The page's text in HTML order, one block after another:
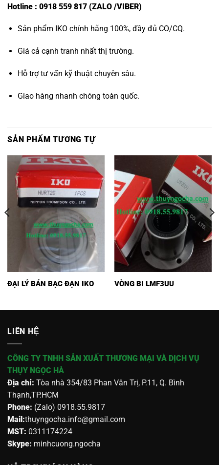
Hotline : 0918 559 817 (ZALO /VIBER)
Sản phẩm IKO chính hãng 100%, đầy đủ CO/CQ.
Giá cả cạnh tranh nhất thị trường.
Hỗ trợ tư vấn kỹ thuật chuyên sâu.
Giao hàng nhanh chóng toàn quốc.
SẢN PHẨM TƯƠNG TỰ
ĐẠI LÝ BÁN BẠC ĐẠN IKO VÒNG BI LMF3UU
LIÊN HỆ
CÔNG TY TNHH SẢN XUẤT THƯƠNG MẠI VÀ DỊCH VỤ
THỤY NGỌC HÀ
Địa chỉ: Tòa nhà 354/83 Phan Văn Trị, P.11, Q. Bình
Thạnh,TP.HCM
Phone: (Zalo) 0918.55.9817
Mail:thuyngocha.info@gmail.com
MST: 0311174224
Skype: minhcuong.ngocha